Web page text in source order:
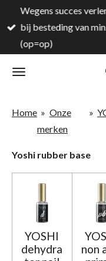
direct
naar
hoofdinhoud
Wegens succes
bij besteding van
(op=op)
Home » Onze
merken
»
Yoshi rubber base
YOSHI
dehydra
non